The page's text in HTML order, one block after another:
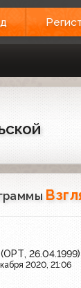
26.04.1999)
2020, 21:06